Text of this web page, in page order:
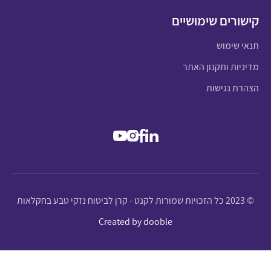
קישורים שימושיים
תנאי שימוש
מדיניות ותקנון האתר
הצהרת נגישות
© 2023 כל הזכויות שמורות לקנט - קרן לביטוח נזקי טבע בחקלאות
Created by dooble